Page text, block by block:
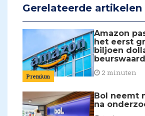
Gerelateerde artikelen
Premium
Amazon
het eerst
biljoen
2 minuten
Bol neemt
na